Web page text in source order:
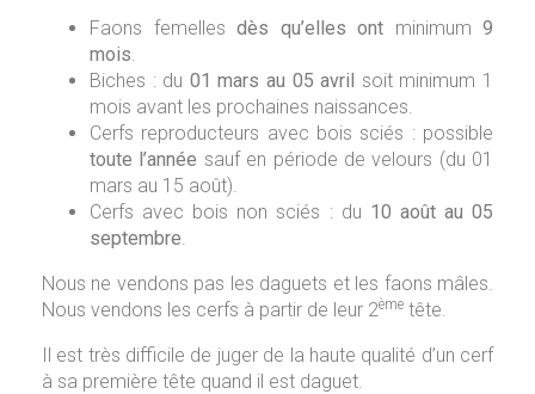
Faons femelles dès qu’elles ont minimum 9
mois.
Biches : du 01 mars au 05 avril soit minimum 1
mois avant les prochaines naissances.
Cerfs reproducteurs avec bois sciés : possible
toute l’année sauf en période de velours (du 01
mars au 15 août).
Cerfs avec bois non sciés : du 10 août au 05
septembre.
Nous ne vendons pas les daguets et les faons mâles.
Nous vendons les cerfs à partir de leur 2ème tête.
Il est très difficile de juger de la haute qualité d’un cerf
à sa première tête quand il est daguet.